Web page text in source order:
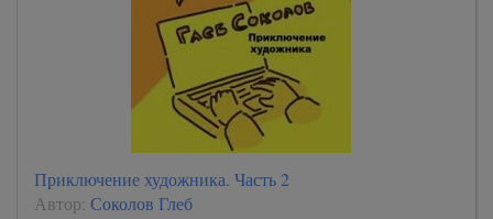
Приключение художника. Часть 2
Автор: Соколов Глеб